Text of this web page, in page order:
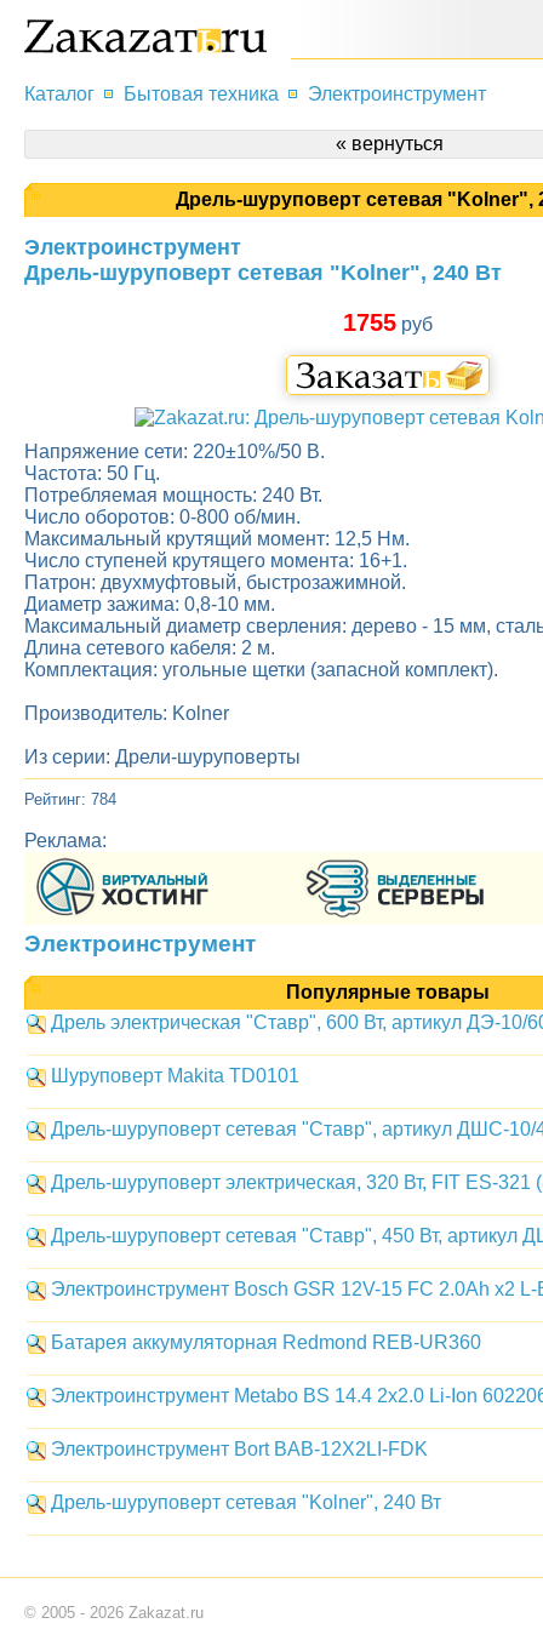
Каталог Бытовая техника Электроинструмент
« вернуться
Дрель-шуруповерт сетевая "Kolner",
Электроинструмент
Дрель-шуруповерт сетевая "Kolner", 240 Вт
1755 руб
Напряжение сети: 220±10%/50 В.
Частота: 50 Гц.
Потребляемая мощность: 240 Вт.
Число оборотов: 0-800 об/мин.
Максимальный крутящий момент: 12,5 Нм.
Число ступеней крутящего момента: 16+1.
Патрон: двухмуфтовый, быстрозажимной.
Диаметр зажима: 0,8-10 мм.
Максимальный диаметр сверления: дерево - 15 мм,
Длина сетевого кабеля: 2 м.
Комплектация: угольные щетки (запасной комплект).
Производитель: Kolner
Из серии: Дрели-шуруповерты
Рейтинг: 784
Реклама:
Электроинструмент
Популярные товары
Дрель электрическая "Ставр", 600 Вт, артикул ДЭ-10/
Шуруповерт Makita TD0101
Дрель-шуруповерт сетевая "Ставр", артикул ДШС-10/
Дрель-шуруповерт электрическая, 320 Вт, FIT ES-321
Дрель-шуруповерт сетевая "Ставр", 450 Вт, артикул
Электроинструмент Bosch GSR 12V-15 FC 2.0Ah x2
Батарея аккумуляторная Redmond REB-UR360
Электроинструмент Metabo BS 14.4 2х2.0 Li-Ion
Электроинструмент Bort BAB-12X2LI-FDK
Дрель-шуруповерт сетевая "Kolner", 240 Вт
© 2005 - 2026 Zakazat.ru